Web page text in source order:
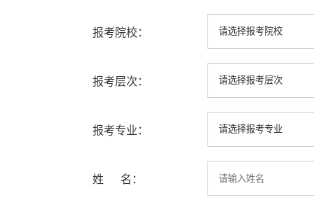
报考院校：
报考层次：
报考专业：
姓 名：